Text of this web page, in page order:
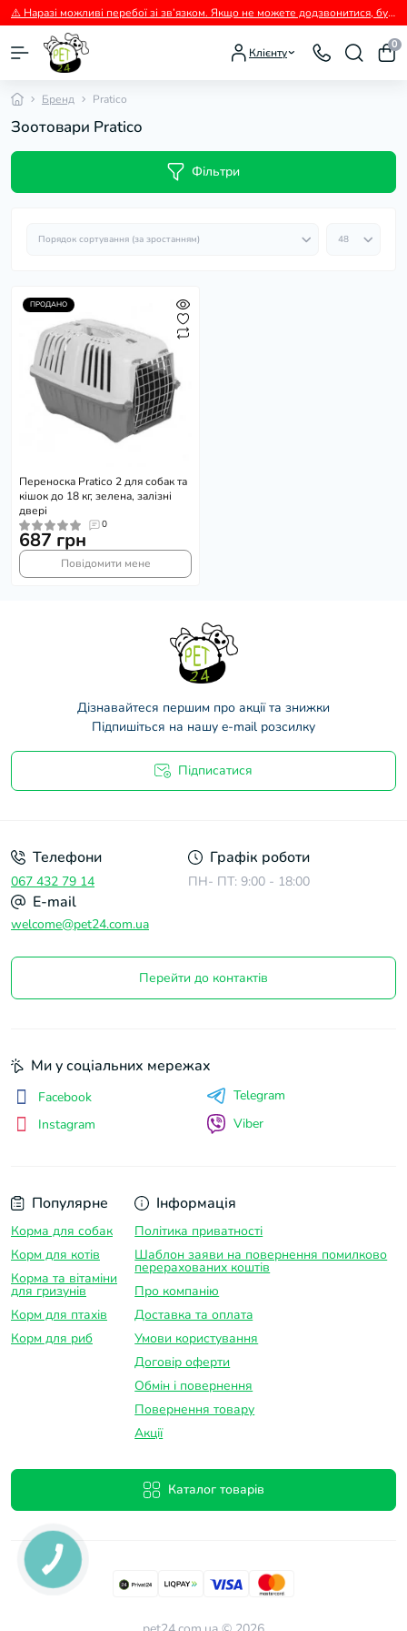
⚠️ Наразі можливі перебої зі зв’язком. Якщо не можете додзвонитися, будь ласка, пишіть нам у Viber.
Клієнту
0
Бренд Pratico
Зоотовари Pratico
Фільтри
ПРОДАНО
Переноска Pratico 2 для собак та
кішок до 18 кг, зелена, залізні
двері
0
687 грн
Повідомити мене
Дізнавайтеся першим про акції та знижки
Підпишіться на нашу e-mail розсилку
Підписатися
Телефони
067 432 79 14
Графік роботи
ПН- ПТ: 9:00 - 18:00
E-mail
welcome@pet24.com.ua
Перейти до контактів
Популярне
Корма для собак
Корм для котів
Корма та вітаміни
для гризунів
Корм для птахів
Корм для риб
Інформація
Політика приватності
Шаблон заяви на повернення помилково
перерахованих коштів
Про компанію
Доставка та оплатa
Умови користування
Договір оферти
Обмін і повернення
Повернення товару
Акції
Каталог товарів
Ми у соціальних мережах
Facebook
Instagram
Telegram
Viber